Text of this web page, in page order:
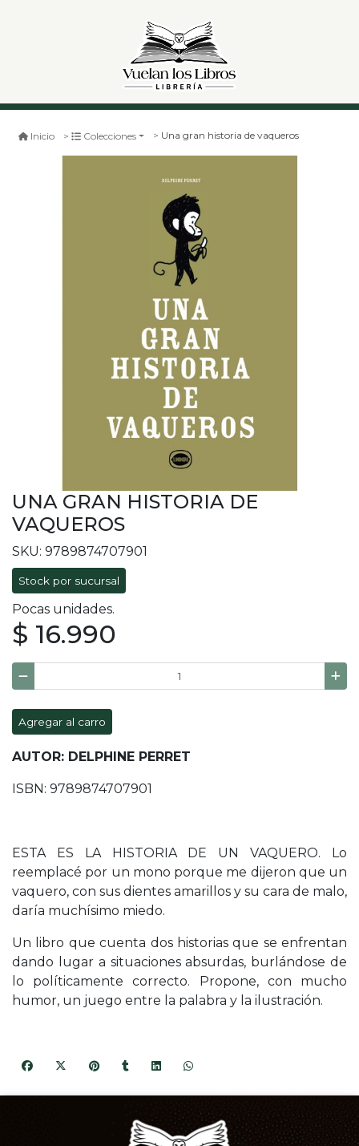
Inicio Colecciones Una gran historia de vaqueros
UNA GRAN HISTORIA DE
VAQUEROS
SKU: 9789874707901
Stock por sucursal
Pocas unidades.
$ 16.990
Agregar al carro
AUTOR: DELPHINE PERRET
ISBN: 9789874707901
ESTA ES LA HISTORIA DE UN VAQUERO. Lo
reemplacé por un mono porque me dijeron que un
vaquero, con sus dientes amarillos y su cara de malo,
daría muchísimo miedo.
Un libro que cuenta dos historias que se enfrentan
dando lugar a situaciones absurdas, burlándose de
lo políticamente correcto. Propone, con mucho
humor, un juego entre la palabra y la ilustración.